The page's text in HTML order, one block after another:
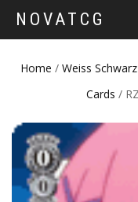
NOVATCG
Home / Weiss
Cards /